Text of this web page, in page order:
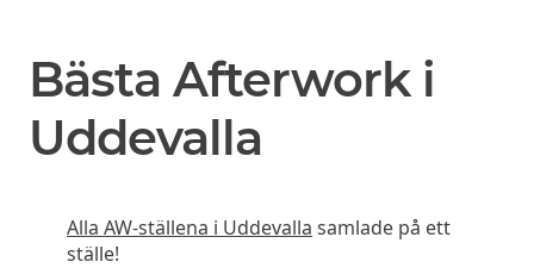
Bästa Afterwork i
Uddevalla
Alla AW-ställena i Uddevalla samlade på ett
ställe!